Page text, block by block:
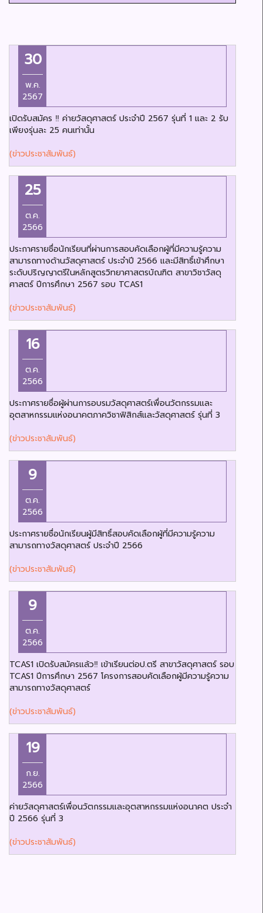
30
พ.ค.
2567
เปิดรับสมัคร ‼️ ค่ายวัสดุศาสตร์ ประจำปี 2567 รุ่นที่ 1 และ 2 รับ
เพียงรุ่นละ 25 คนเท่านั้น
(ข่าวประชาสัมพันธ์)
25
ต.ค.
2566
ประกาศรายชื่อนักเรียนที่ผ่านการสอบคัดเลือกผู้ที่มีความรู้ความ
สามารถทางด้านวัสดุศาสตร์ ประจำปี 2566 และมีสิทธิ์เข้าศึกษา
ระดับปริญญาตรีในหลักสูตรวิทยาศาสตรบัณฑิต สาขาวิชาวัสดุ
ศาสตร์ ปีการศึกษา 2567 รอบ TCAS1
(ข่าวประชาสัมพันธ์)
16
ต.ค.
2566
ประกาศรายชื่อผู้ผ่านการอบรมวัสดุศาสตร์เพื่อนวัตกรรมและ
อุตสาหกรรมแห่งอนาคตภาควิชาฟิสิกส์และวัสดุศาสตร์ รุ่นที่ 3
(ข่าวประชาสัมพันธ์)
9
ต.ค.
2566
ประกาศรายชื่อนักเรียนผู้มีสิทธิ์สอบคัดเลือกผู้ที่มีความรู้ความ
สามารถทางวัสดุศาสตร์ ประจำปี 2566
(ข่าวประชาสัมพันธ์)
9
ต.ค.
2566
TCAS1 เปิดรับสมัครแล้ว‼️ เข้าเรียนต่อป.ตรี สาขาวัสดุศาสตร์ รอบ
TCAS1 ปีการศึกษา 2567 โครงการสอบคัดเลือกผู้มีความรู้ความ
สามารถทางวัสดุศาสตร์
(ข่าวประชาสัมพันธ์)
19
ก.ย.
2566
ค่ายวัสดุศาสตร์เพื่อนวัตกรรมและอุตสาหกรรมแห่งอนาคต ประจำ
ปี 2566 รุ่นที่ 3
(ข่าวประชาสัมพันธ์)